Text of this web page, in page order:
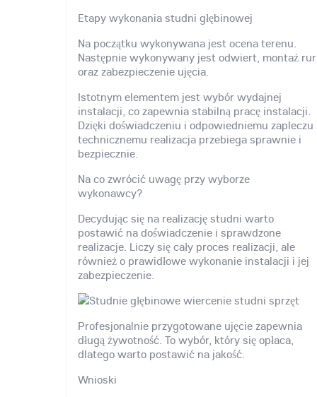
Etapy wykonania studni głębinowej
Na początku wykonywana jest ocena terenu.
Następnie wykonywany jest odwiert, montaż rur
oraz zabezpieczenie ujęcia.
Istotnym elementem jest wybór wydajnej
instalacji, co zapewnia stabilną pracę instalacji.
Dzięki doświadczeniu i odpowiedniemu zapleczu
technicznemu realizacja przebiega sprawnie i
bezpiecznie.
Na co zwrócić uwagę przy wyborze
wykonawcy?
Decydując się na realizację studni warto
postawić na doświadczenie i sprawdzone
realizacje. Liczy się cały proces realizacji, ale
również o prawidłowe wykonanie instalacji i jej
zabezpieczenie.
Profesjonalnie przygotowane ujęcie zapewnia
długą żywotność. To wybór, który się opłaca,
dlatego warto postawić na jakość.
Wnioski